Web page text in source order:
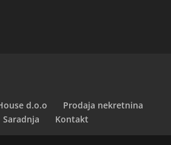
d.o.o
Prodaja nekretnina
Saradnja Kontakt